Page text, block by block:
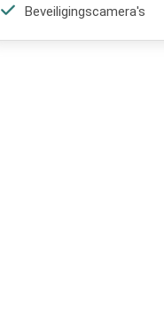
Beveiligingscamera's